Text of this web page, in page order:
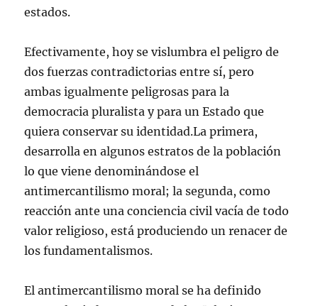
estados.
Efectivamente, hoy se vislumbra el peligro de
dos fuerzas contradictorias entre sí, pero
ambas igualmente peligrosas para la
democracia pluralista y para un Estado que
quiera conservar su identidad.La primera,
desarrolla en algunos estratos de la población
lo que viene denominándose el
antimercantilismo moral; la segunda, como
reacción ante una conciencia civil vacía de todo
valor religioso, está produciendo un renacer de
los fundamentalismos.
El antimercantilismo moral se ha definido